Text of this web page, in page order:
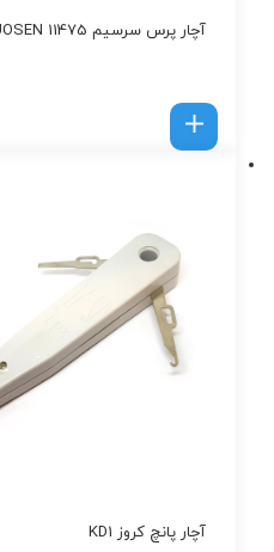
آچار پرس سرسیم TUOSEN 11475
آچار پانچ کروز KD1